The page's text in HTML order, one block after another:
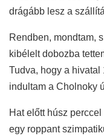
drágább lesz a
Rendben, mondtam,
kibélelt dobozba
Tudva, hogy a hivatal
indultam a Cholnoky
Hat előtt húsz
egy roppant